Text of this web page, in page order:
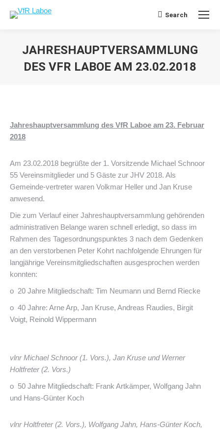
Search:
Search
JAHRESHAUPTVERSAMMLUNG
DES VFR LABOE AM 23.02.2018
Jahreshauptversammlung des VfR Laboe am 23. Februar
2018
Am 23.02.2018 begrüßte der 1. Vorsitzende Michael Schnoor
55 Vereinsmitglieder und 5 Gäste zur JHV 2018. Als
Gemeinde-vertreter waren Volkmar Heller und Jan Kruse
anwesend.
Die zum Verlauf einer Jahreshauptversammlung gehörenden
administrativen Belange waren schnell erledigt, so dass im
Rahmen des Tagesordnungspunktes 3 nach dem Gedenken
an den verstorbenen Peter Kohrt nachfolgende Ehrungen für
langjährige Vereinsmitgliedschaften ausgesprochen werden
konnten:
o 20 Jahre Mitgliedschaft: Tim Neumann und Bernd Riecke
o 40 Jahre: Arne Arp, Jan Kruse, Andreas Raudies, Birgit
Voigt, Reinold Wippermann
vlnr Michael Schnoor (1. Vors.), Jan Kruse und Werner
Holtfreter (2. Vors.)
o 50 Jahre Mitgliedschaft: Frank Artkämper, Wolfgang Jahn
und Hans-Günter Koch
vlnr Holtfreter (2. Vors.), Wolfgang Jahn, Hans-Günter Koch,